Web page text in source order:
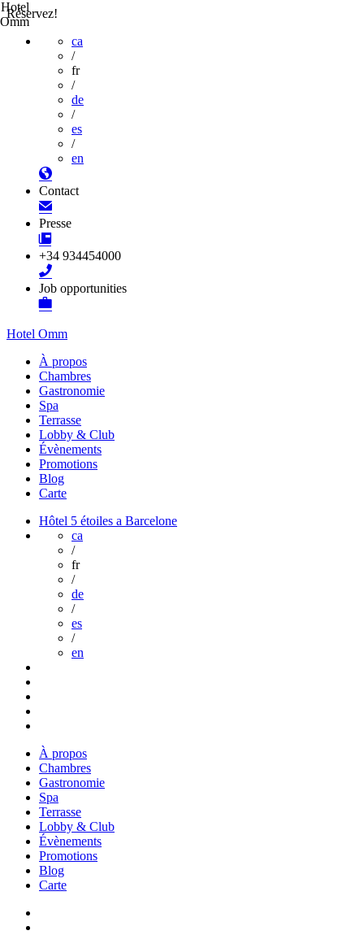
Réservez!
ca
/
fr
/
de
/
es
/
en
Contact
Presse
+34 934454000
Job opportunities
Hotel Omm
À propos
Chambres
Gastronomie
Spa
Terrasse
Lobby & Club
Évènements
Promotions
Blog
Carte
Hôtel 5 étoiles a Barcelone
ca
/
fr
/
de
/
es
/
en
À propos
Chambres
Gastronomie
Spa
Terrasse
Lobby & Club
Évènements
Promotions
Blog
Carte
Hotel
Omm